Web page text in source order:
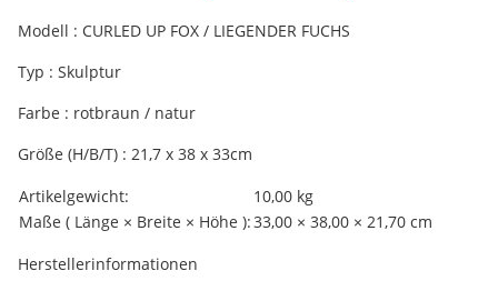
Modell : CURLED UP FOX / LIEGENDER FUCHS
Typ : Skulptur
Farbe : rotbraun / natur
Größe (H/B/T) : 21,7 x 38 x 33cm
Produkteigenschaft
Wert
Artikelgewicht: 10,00 kg
Maße ( Länge × Breite × Höhe ):33,00 × 38,00 × 21,70 cm
Herstellerinformationen